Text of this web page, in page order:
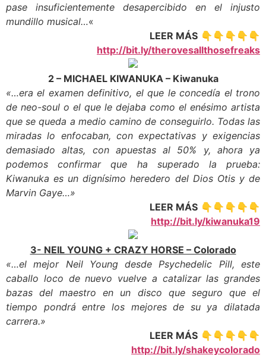
pase insuficientemente desapercibido en el injusto
mundillo musical…«
LEER MÁS 👇👇👇👇👇
http://bit.ly/therovesallthosefreaks
2 – MICHAEL KIWANUKA – Kiwanuka
«…era el examen definitivo, el que le concedía el trono
de neo-soul o el que le dejaba como el enésimo artista
que se queda a medio camino de conseguirlo. Todas las
miradas lo enfocaban, con expectativas y exigencias
demasiado altas, con apuestas al 50% y, ahora ya
podemos confirmar que ha superado la prueba:
Kiwanuka es un dignísimo heredero del Dios Otis y de
Marvin Gaye…»
LEER MÁS 👇👇👇👇👇
http://bit.ly/kiwanuka19
3- NEIL YOUNG + CRAZY HORSE – Colorado
«…el mejor Neil Young desde Psychedelic Pill, este
caballo loco de nuevo vuelve a catalizar las grandes
bazas del maestro en un disco que seguro que el
tiempo pondrá entre los mejores de su ya dilatada
carrera.»
LEER MÁS 👇👇👇👇👇
http://bit.ly/shakeycolorado